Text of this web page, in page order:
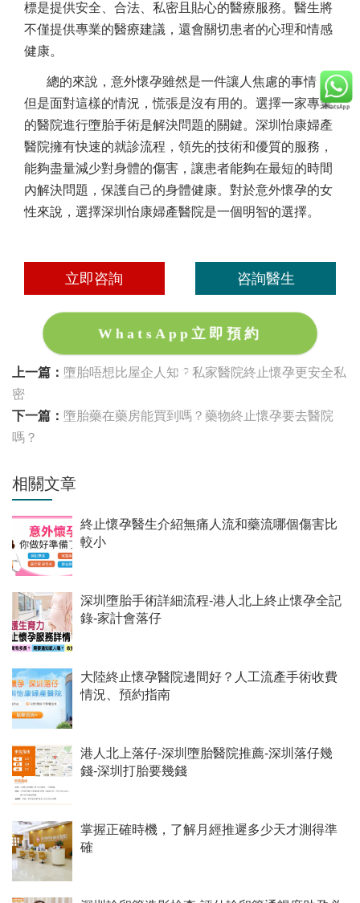
標是提供安全、合法、私密且貼心的醫療服務。醫生將
不僅提供專業的醫療建議，還會關切患者的心理和情感
健康。
總的來說，意外懷孕雖然是一件讓人焦慮的事情，
但是面對這樣的情況，慌張是沒有用的。選擇一家專業
的醫院進行墮胎手術是解決問題的關鍵。深圳怡康婦產
醫院擁有快速的就診流程，領先的技術和優質的服務，
能夠盡量減少對身體的傷害，讓患者能夠在最短的時間
內解決問題，保護自己的身體健康。對於意外懷孕的女
性來說，選擇深圳怡康婦產醫院是一個明智的選擇。
立即咨詢 咨詢醫生
WhatsApp立即預約
上一篇： 墮胎唔想比屋企人知？私家醫院終止懷孕更安全私
密
下一篇： 墮胎藥在藥房能買到嗎？藥物終止懷孕要去醫院
嗎？
相關文章
終止懷孕醫生介紹無痛人流和藥流哪個傷害比
較小
深圳墮胎手術詳細流程-港人北上終止懷孕全記
錄-家計會落仔
大陸終止懷孕醫院邊間好？人工流產手術收費
情況、預約指南
港人北上落仔-深圳墮胎醫院推薦-深圳落仔幾
錢-深圳打胎要幾錢
掌握正確時機，了解月經推遲多少天才測得準
確